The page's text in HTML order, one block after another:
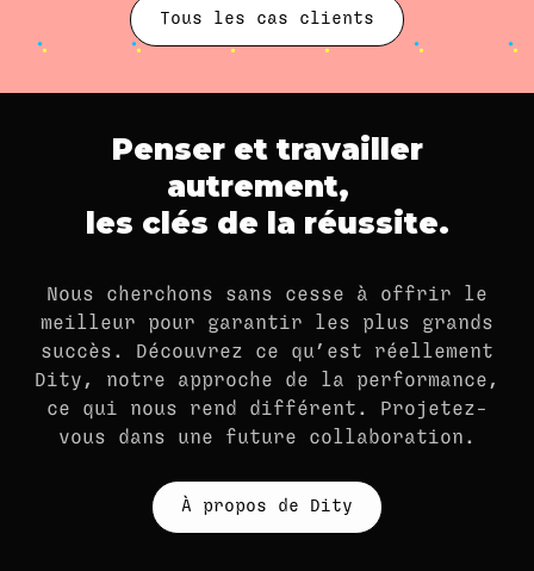
Tous les cas clients
Penser et travailler
autrement,
les clés de la réussite.
Nous cherchons sans cesse à offrir le
meilleur pour garantir les plus grands
succès. Découvrez ce qu’est réellement
Dity, notre approche de la performance,
ce qui nous rend différent. Projetez-
vous dans une future collaboration.
À propos de Dity